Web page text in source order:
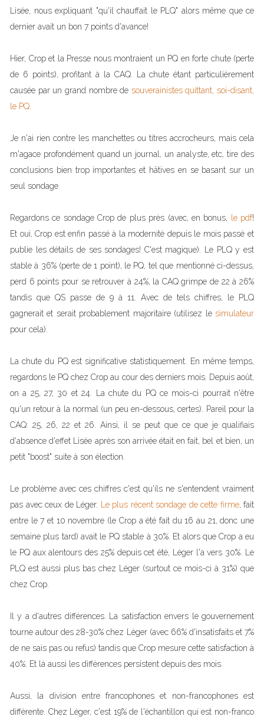
Lisée, nous expliquant "qu'il chauffait le PLQ" alors même que ce
dernier avait un bon 7 points d'avance!
Hier, Crop et la Presse nous montraient un PQ en forte chute (perte
de 6 points), profitant à la CAQ. La chute étant particulièrement
causée par un grand nombre de souverainistes quittant, soi-disant,
le PQ
Je n'ai rien contre les manchettes ou titres accrocheurs, mais cela
m'agace profondément quand un journal, un analyste, etc, tire des
conclusions bien trop importantes et hâtives en se basant sur un
seul sondage.
Regardons ce sondage Crop de plus près (avec, en bonus, le pdf!
Et oui, Crop est enfin passé à la modernité depuis le mois passé et
publie les détails de ses sondages! C'est magique). Le PLQ y est
stable à 36% (perte de 1 point), le PQ, tel que mentionné ci-dessus,
perd 6 points pour se retrouver à 24%, la CAQ grimpe de 22 à 26%
tandis que QS passe de 9 à 11. Avec de tels chiffres, le PLQ
gagnerait et serait probablement majoritaire (utilisez le simulateur
pour cela).
La chute du PQ est significative statistiquement. En même temps,
regardons le PQ chez Crop au cour des derniers mois. Depuis août,
on a 25, 27, 30 et 24. La chute du PQ ce mois-ci pourrait n'être
qu'un retour à la normal (un peu en-dessous, certes). Pareil pour la
CAQ: 25, 26, 22 et 26. Ainsi, il se peut que ce que je qualifiais
d'absence d'effet Lisée après son arrivée était en fait, bel et bien, un
petit "boost" suite à son élection.
Le problème avec ces chiffres c'est qu'ils ne s'entendent vraiment
pas avec ceux de Léger.
Le plus récent sondage de cette firme, fait
entre le 7 et 10 novembre (le Crop a été fait du 16 au 21, donc une
semaine plus tard) avait le PQ stable à 30%. Et alors que Crop a eu
le PQ aux alentours des 25% depuis cet été, Léger l'a vers 30%. Le
PLQ est aussi plus bas chez Léger (surtout ce mois-ci à 31%) que
chez Crop.
Il y a d'autres différences. La satisfaction envers le gouvernement
tourne autour des 28-30% chez Léger (avec 66% d'insatisfaits et 7%
de ne sais pas ou refus) tandis que Crop mesure cette satisfaction à
40%. Et là aussi les différences persistent depuis des mois.
Aussi, la division entre francophones et non-francophones est
différente. Chez Léger, c'est 19% de l'échantillon qui est non-franco